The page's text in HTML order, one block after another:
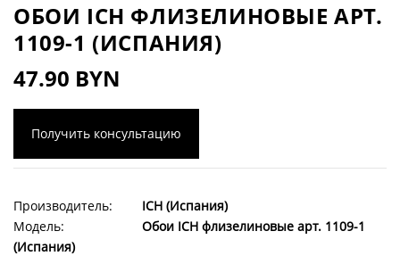
ОБОИ ICH ФЛИЗЕЛИНОВЫЕ АРТ.
1109-1 (ИСПАНИЯ)
47.90 BYN
Получить консультацию
Производитель:
ICH (Испания)
Модель:
Обои ICH флизелиновые арт. 1109-1
(Испания)